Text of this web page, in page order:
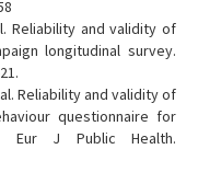
Reliability and validity of
longitudinal survey.
Reliability and validity of
questionnaire for
Eur J Public Health.